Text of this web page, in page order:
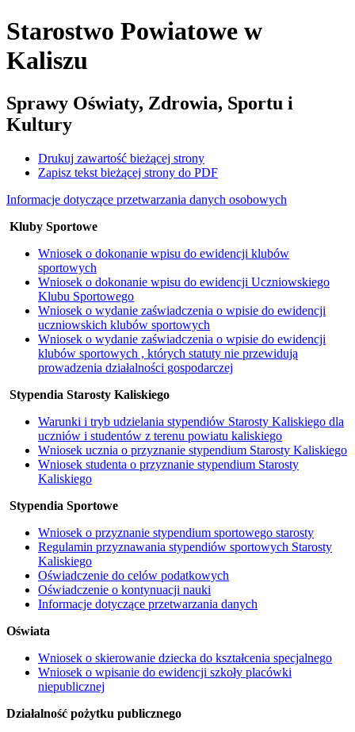
Starostwo Powiatowe w
Kaliszu
Sprawy Oświaty, Zdrowia, Sportu i
Kultury
Drukuj zawartość bieżącej strony
Zapisz tekst bieżącej strony do PDF
Informacje dotyczące przetwarzania danych osobowych
Kluby Sportowe
Wniosek o dokonanie wpisu do ewidencji klubów
sportowych
Wniosek o dokonanie wpisu do ewidencji Uczniowskiego
Klubu Sportowego
Wniosek o wydanie zaświadczenia o wpisie do ewidencji
uczniowskich klubów sportowych
Wniosek o wydanie zaświadczenia o wpisie do ewidencji
klubów sportowych , których statuty nie przewidują
prowadzenia działalności gospodarczej
Stypendia Starosty Kaliskiego
Warunki i tryb udzielania stypendiów Starosty Kaliskiego dla
uczniów i studentów z terenu powiatu kaliskiego
Wniosek ucznia o przyznanie stypendium Starosty Kaliskiego
Wniosek studenta o przyznanie stypendium Starosty
Kaliskiego
Stypendia Sportowe
Wniosek o przyznanie stypendium sportowego starosty
Regulamin przyznawania stypendiów sportowych Starosty
Kaliskiego
Oświadczenie do celów podatkowych
Oświadczenie o kontynuacji nauki
Informacje dotyczące przetwarzania danych
Oświata
Wniosek o skierowanie dziecka do kształcenia specjalnego
Wniosek o wpisanie do ewidencji szkoły placówki
niepublicznej
Działalność pożytku publicznego